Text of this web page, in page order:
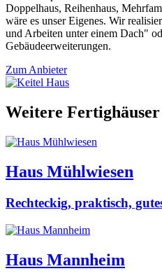
Doppelhaus, Reihenhaus,
wäre es unser Eigenes. Wir
und Arbeiten unter einem Dach"
Gebäudeerweiterungen.
Zum Anbieter
Weitere
Haus Mühlwiesen
Rechteckig, praktisch,
Haus Mannheim